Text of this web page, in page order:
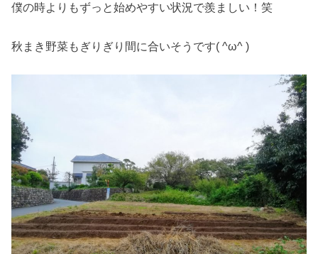
僕の時よりもずっと始めやすい状況で羨ましい！笑
秋まき野菜もぎりぎり間に合いそうです( ^ω^ )